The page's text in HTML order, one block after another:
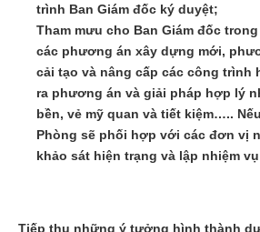
trình Ban Giám đốc ký duyệt;
Tham mưu cho Ban Giám đốc
các phương án xây dựng mới,
cải tạo và nâng cấp các công trình
ra phương án và giải pháp hợp lý
bền, vẻ mỹ quan và tiết kiệm…..
Phòng sẽ phối hợp với các đơn vị
khảo sát hiện trạng và lập nhiệm
Tiếp thu những ý tưởng hình thành